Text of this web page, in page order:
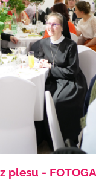
-